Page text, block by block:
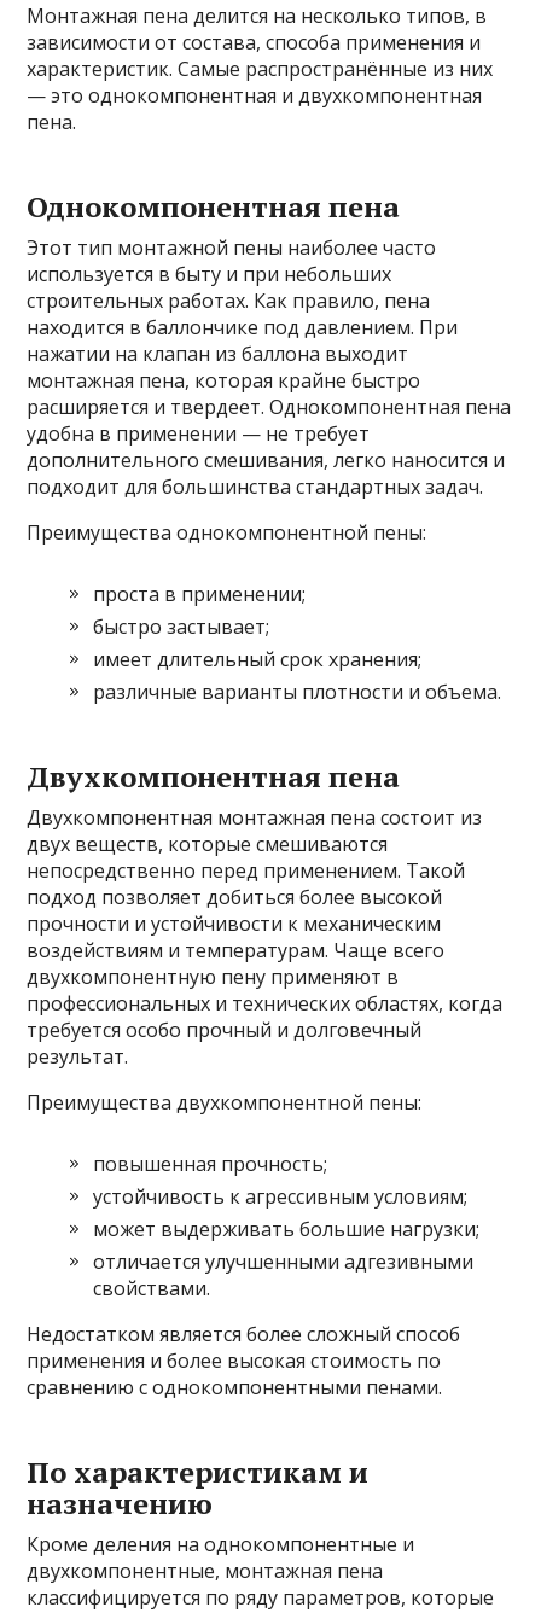
Монтажная пена делится на несколько типов, в
зависимости от состава, способа применения и
характеристик. Самые распространённые из них
— это однокомпонентная и двухкомпонентная
пена.
Однокомпонентная пена
Этот тип монтажной пены наиболее часто
используется в быту и при небольших
строительных работах. Как правило, пена
находится в баллончике под давлением. При
нажатии на клапан из баллона выходит
монтажная пена, которая крайне быстро
расширяется и твердеет. Однокомпонентная пена
удобна в применении — не требует
дополнительного смешивания, легко наносится и
подходит для большинства стандартных задач.
Преимущества однокомпонентной пены:
проста в применении;
быстро застывает;
имеет длительный срок хранения;
различные варианты плотности и объема.
Двухкомпонентная пена
Двухкомпонентная монтажная пена состоит из
двух веществ, которые смешиваются
непосредственно перед применением. Такой
подход позволяет добиться более высокой
прочности и устойчивости к механическим
воздействиям и температурам. Чаще всего
двухкомпонентную пену применяют в
профессиональных и технических областях, когда
требуется особо прочный и долговечный
результат.
Преимущества двухкомпонентной пены:
повышенная прочность;
устойчивость к агрессивным условиям;
может выдерживать большие нагрузки;
отличается улучшенными адгезивными
свойствами.
Недостатком является более сложный способ
применения и более высокая стоимость по
сравнению с однокомпонентными пенами.
По характеристикам и
назначению
Кроме деления на однокомпонентные и
двухкомпонентные, монтажная пена
классифицируется по ряду параметров, которые